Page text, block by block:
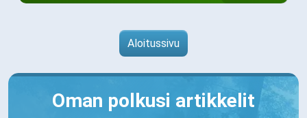
Aloitussivu
Oman polkusi artikkelit